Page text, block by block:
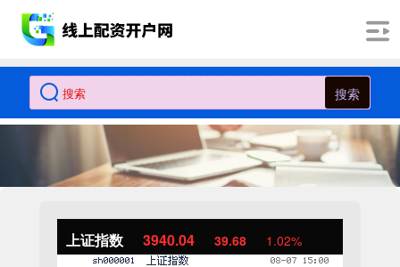
搜索
上证指数 3940.04 39.68 1.02%